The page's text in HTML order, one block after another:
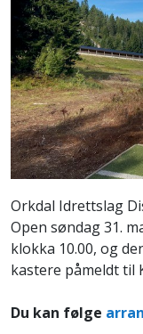
Orkdal Idrettslag
Open søndag 31.
klokka 10.00, og
kastere påmeldt til
Du kan følge